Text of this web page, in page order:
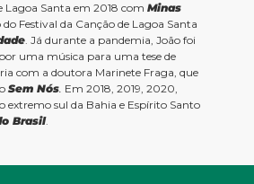
Lagoa Santa em 2018 com Minas
Festival da Canção de Lagoa Santa
. Já durante a pandemia, João foi
uma música para uma tese de
com a doutora Marinete Fraga, que
Sem Nós. Em 2018, 2019, 2020,
extremo sul da Bahia e Espírito Santo
Brasil.